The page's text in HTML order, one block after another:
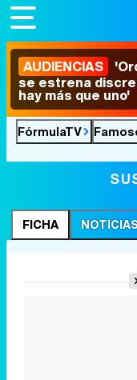
AUDIENCIAS
se estrena
hay más que uno'
FórmulaTV
FICHA